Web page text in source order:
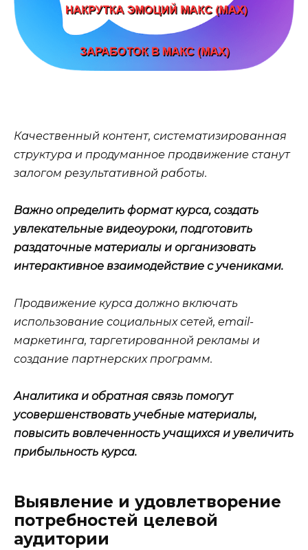
Качественный контент, систематизированная
структура и продуманное продвижение станут
залогом результативной работы.
Важно определить формат курса, создать
увлекательные видеоуроки, подготовить
раздаточные материалы и организовать
интерактивное взаимодействие с учениками.
Продвижение курса должно включать
использование социальных сетей, email-
маркетинга, таргетированной рекламы и
создание партнерских программ.
Аналитика и обратная связь помогут
усовершенствовать учебные материалы,
повысить вовлеченность учащихся и увеличить
прибыльность курса.
Выявление и удовлетворение
потребностей целевой
аудитории